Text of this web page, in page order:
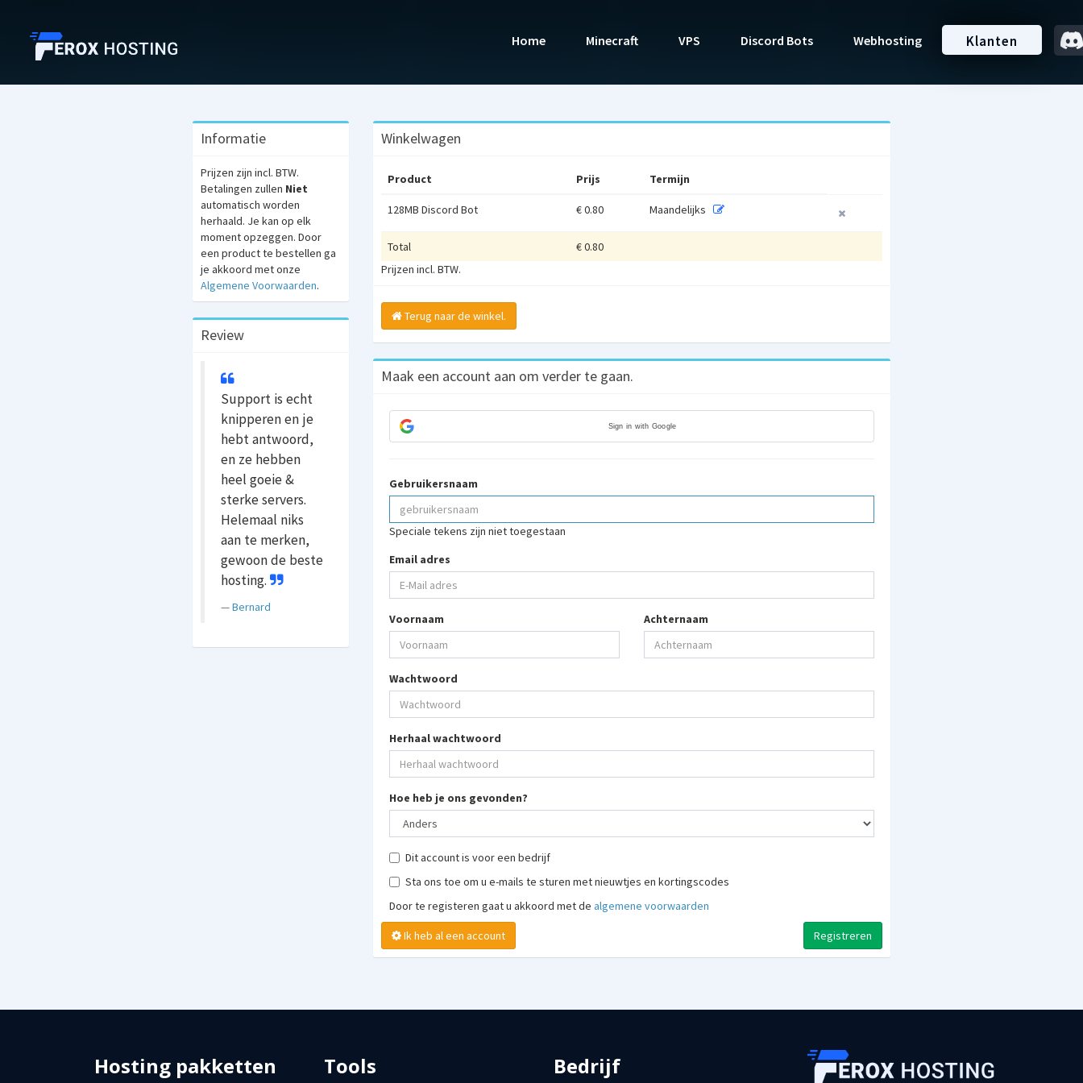
Home Minecraft VPS Discord Bots Webhosting Klanten
Informatie
Prijzen zijn incl. BTW.
Betalingen zullen Niet
automatisch worden
herhaald. Je kan op elk
moment opzeggen. Door
een product te bestellen ga
je akkoord met onze
Algemene Voorwaarden.
Review
Support is echt
knipperen en je
hebt antwoord,
en ze hebben
heel goeie &
sterke servers.
Helemaal niks
aan te merken,
gewoon de beste
hosting.
Bernard
Winkelwagen
Product Prijs Termijn
128MB Discord Bot € 0.80 Maandelijks
Total €0.80
Prijzen incl. BTW.
Terug naar de winkel.
Maak een account aan om verder te gaan.
Sign in with Google
Gebruikersnaam
Speciale tekens zijn niet toegestaan
Email adres
Voornaam Achternaam
Wachtwoord
Herhaal wachtwoord
Hoe heb je ons gevonden?
Dit account is voor een bedrijf
Sta ons toe om u e-mails te sturen met nieuwtjes en kortingscodes
Door te registeren gaat u akkoord met de algemene voorwaarden
Registreren
Ik heb al een account
Hosting pakketten Tools Bedrijf